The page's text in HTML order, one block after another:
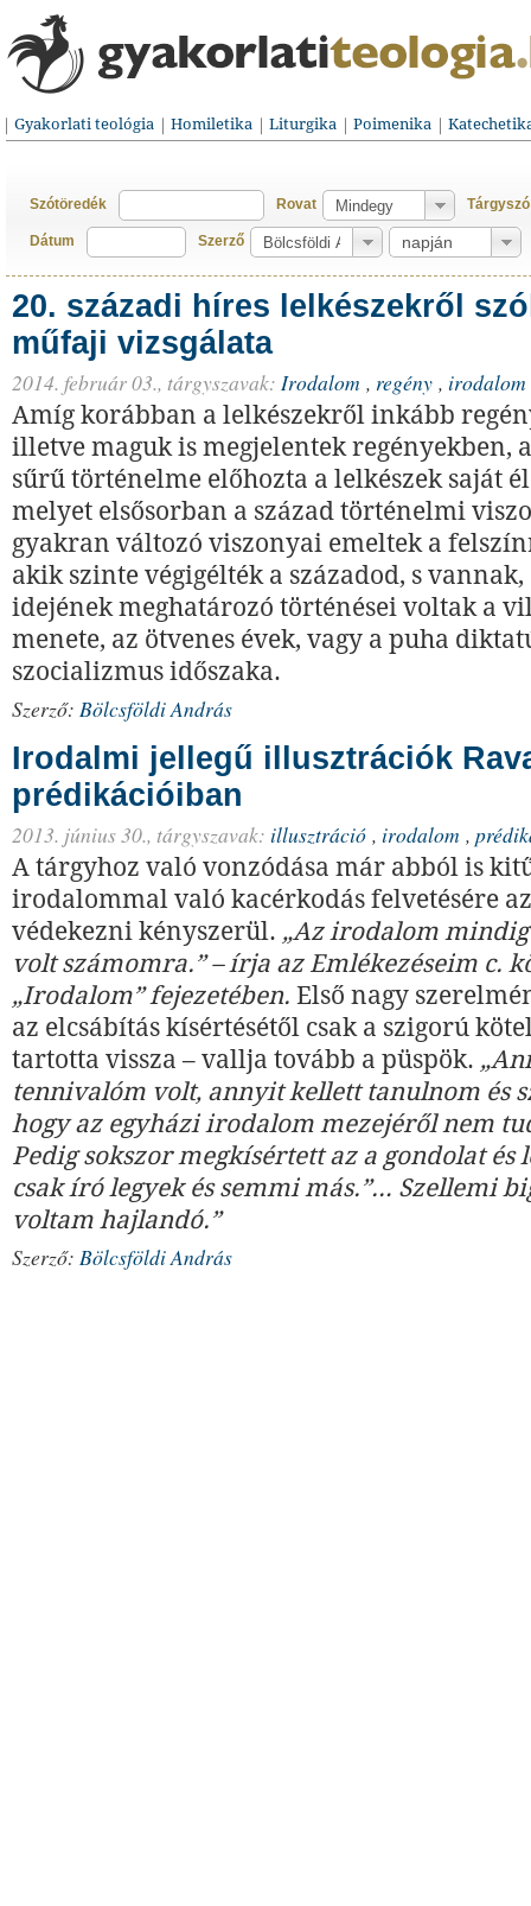
Gyakorlati teológia Homiletika Liturgika Poimenika
Szótöredék Rovat Tárgyszó
Dátum Szerző
20. századi híres lelkészekről
műfaji vizsgálata
2014. február 03., tárgyszavak: Irodalom , regény , irodalom
Amíg korábban a lelkészekről inkább
illetve maguk is megjelentek regényekben,
sűrű történelme előhozta a lelkészek saját
melyet elsősorban a század történelmi
gyakran változó viszonyai emeltek a
akik szinte végigélték a századod, s
idejének meghatározó történései voltak a
menete, az ötvenes évek, vagy a puha
szocializmus időszaka.
Szerző: Bölcsföldi András
Irodalmi jellegű illusztrációk
prédikációiban
2013. június 30., tárgyszavak: illusztráció , irodalom ,
A tárgyhoz való vonzódása már abból is
irodalommal való kacérkodás felvetésére
védekezni kényszerül. „Az irodalom
volt számomra.” – írja az Emlékezéseim c.
„Irodalom” fejezetében. Első nagy
az elcsábítás kísértésétől csak a szigorú
tartotta vissza – vallja tovább a püspök.
tennivalóm volt, annyit kellett tanulnom és
hogy az egyházi irodalom mezejéről nem
Pedig sokszor megkísértett az a gondolat és
csak író legyek és semmi más.”… Szellemi
voltam hajlandó.”
Szerző: Bölcsföldi András